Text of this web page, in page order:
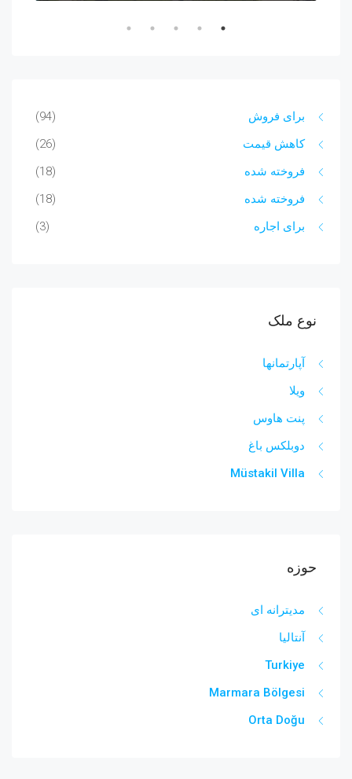
برای فروش
(94)
کاهش قیمت
(26)
فروخته شده
(18)
فروخته شده
(18)
برای اجاره
(3)
نوع ملک
آپارتمانها
ویلا
پنت هاوس
دوبلکس باغ
Müstakil Villa
حوزه
مدیترانه ای
آنتالیا
Turkiye
Marmara Bölgesi
Orta Doğu